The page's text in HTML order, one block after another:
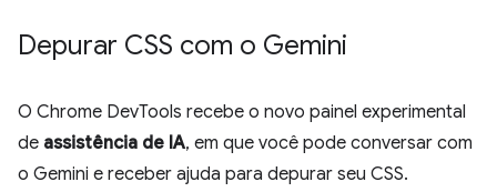
Depurar CSS com o Gemini
O Chrome DevTools recebe o novo painel experimental
de assistência de IA, em que você pode conversar com
o Gemini e receber ajuda para depurar seu CSS.